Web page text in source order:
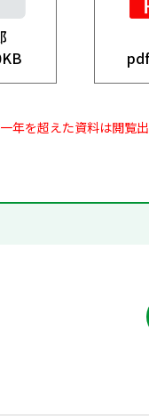
年を超えた資料は閲覧出